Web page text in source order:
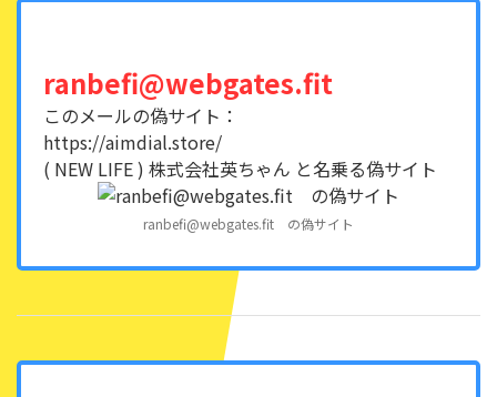
ranbefi@webgates.fit
このメールの偽サイト：
https://aimdial.store/
( NEW LIFE ) 株式会社英ちゃん と名乗る偽サイト
ranbefi@webgates.fit の偽サイト